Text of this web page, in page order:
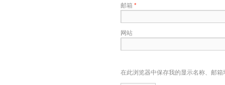
邮箱 *
网站
在此浏览器中保存我的显示名称、邮